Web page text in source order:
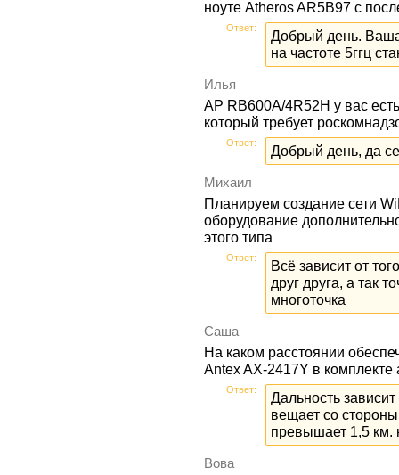
ноуте Atheros AR5B97 с
Ответ:
Добрый день.
на частоте 5ггц
Илья
AP RB600A/4R52H у вас
который требует
Ответ: Добрый день, да
Михаил
Планируем создание сети
оборудование
этого типа
Ответ:
Всё зависит от
друг друга, а так
многоточка
Caша
На каком расстоянии
Antex AX-2417Y в
Ответ:
Дальность
вещает со
превышает 1,5 км.
Вова